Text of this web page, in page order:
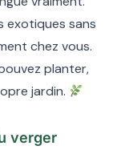
exotiques sans
chez vous.
planter,
jardin.
verger